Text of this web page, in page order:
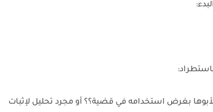
بغرض استخدامه في قضية؟؟ أو مجرد تحليل لإثبات